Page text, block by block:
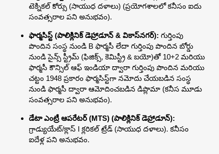
టెక్నికల్ కోర్సు (సాయుధ దళాలు) (ప్రయోగశాలలో కనీసం ఐదు
సంవత్సరాల పని అనుభవం).
ఫార్మసిస్ట్ (పాలిక్లినిక్ డెహ్రాడూన్ & వికాస్‌నగర్): గుర్తింపు
పొందిన సంస్థ నుండి B ఫార్మసీ లేదా గుర్తింపు పొందిన బోర్డు
నుండి సైన్స్ స్ట్రీమ్ (ఫిజిక్స్, కెమిస్ట్రీ & బయో)తో 10+2 మరియు
ఫార్మసీ కౌన్సిల్ ఆఫ్ ఇండియా ద్వారా గుర్తింపు పొందిన మరియు
చట్టం 1948 ప్రకారం ఫార్మసిస్ట్‌గా నమోదు చేయబడిన సంస్థ
నుండి ఫార్మసీ ద్వారా ఆమోదించబడిన డిప్లొమా (కనీస మూడు
సంవత్సరాల పని అనుభవం).
డేటా ఎంట్రీ ఆపరేటర్ (MTS) (పాలిక్లినిక్ డెహ్రాడూన్):
గ్రాడ్యుయేట్/క్లాస్ I క్లరికల్ ట్రేడ్ (సాయుధ దళాలు). కనీసం
ఐదేళ్ల పని అనుభవం.